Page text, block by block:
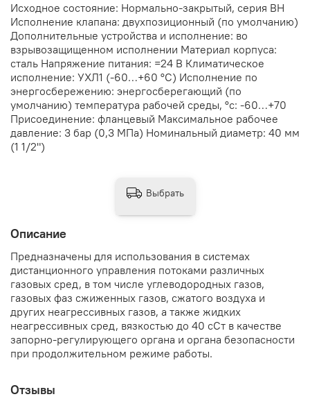
Исходное состояние: Нормально-закрытый, серия ВН
Исполнение клапана: двухпозиционный (по умолчанию)
Дополнительные устройства и исполнение: во
взрывозащищенном исполнении Материал корпуса:
сталь Напряжение питания: =24 В Климатическое
исполнение: УХЛ1 (-60…+60 °С) Исполнение по
энергосбережению: энергосберегающий (по
умолчанию) температура рабочей среды, °с: -60…+70
Присоединение: фланцевый Максимальное рабочее
давление: 3 бар (0,3 МПа) Номинальный диаметр: 40 мм
(1 1/2")
Описание
Предназначены для использования в системах
дистанционного управления потоками различных
газовых сред, в том числе углеводородных газов,
газовых фаз сжиженных газов, сжатого воздуха и
других неагрессивных газов, а также жидких
неагрессивных сред, вязкостью до 40 сСт в качестве
запорно-регулирующего органа и органа безопасности
при продолжительном режиме работы.
Отзывы
Выбрать